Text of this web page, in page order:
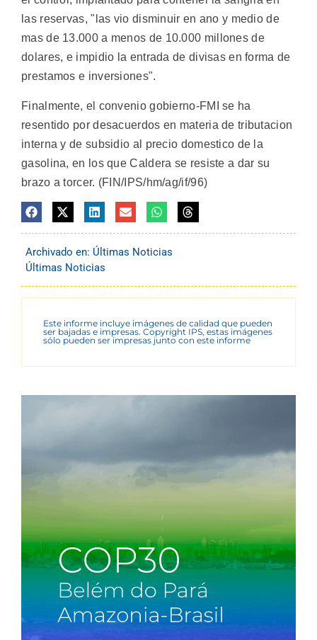
las reservas, "las vio disminuir en ano y medio de
mas de 13.000 a menos de 10.000 millones de
dolares, e impidio la entrada de divisas en forma de
prestamos e inversiones".
Finalmente, el convenio gobierno-FMI se ha
resentido por desacuerdos en materia de tributacion
interna y de subsidio al precio domestico de la
gasolina, en los que Caldera se resiste a dar su
brazo a torcer. (FIN/IPS/hm/ag/if/96)
Archivado en: Últimas Noticias
Últimas Noticias
Este informe incluye imágenes de calidad que pueden
ser bajadas e impresas. Copyright IPS, estas imágenes
sólo pueden ser impresas junto con este informe